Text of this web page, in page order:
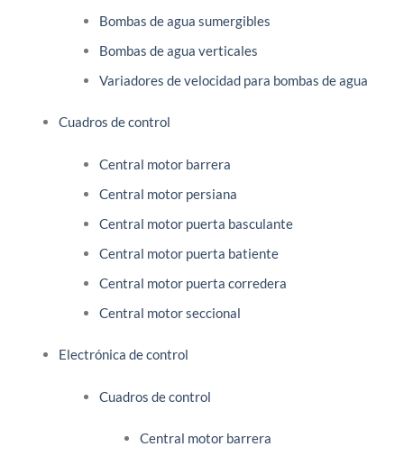
Bombas de agua sumergibles
Bombas de agua verticales
Variadores de velocidad para bombas de agua
Cuadros de control
Central motor barrera
Central motor persiana
Central motor puerta basculante
Central motor puerta batiente
Central motor puerta corredera
Central motor seccional
Electrónica de control
Cuadros de control
Central motor barrera